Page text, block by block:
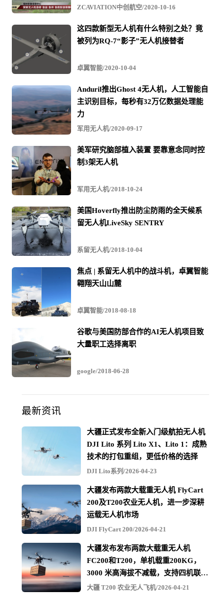
ZCAVIATION中创航空/2020-10-16
这四款新型无人机有什么特别之处？竟
被列为RQ-7“影子”无人机接替者
卓翼智能/2020-10-04
Anduril推出Ghost 4无人机，人工智能自
主识别目标，每秒有32万亿数据处理能
力
军用无人机/2020-09-17
美军研究脑部植入装置 要靠意念同时控
制3架无人机
军用无人机/2018-10-24
美国Hoverfly推出防尘防雨的全天候系
留无人机LiveSky SENTRY
系留无人机/2018-10-04
焦点 | 系留无人机中的战斗机，卓翼智能
翱翔天山山麓
卓翼智能/2018-08-18
谷歌与美国防部合作的AI无人机项目致
大量职工选择离职
google/2018-06-28
最新资讯
大疆正式发布全新入门级航拍无人机
DJI Lito 系列 Lito X1、Lito 1：成熟
技术的打包重组，更低价格的选择
DJI Lito系列/2026-04-23
大疆发布两款大载重无人机 FlyCart
200及T200农业无人机，进一步深耕
运载无人机市场
DJI FlyCart 200/2026-04-21
大疆发布发布两款大载重无人机
FC200和T200，单机载重200KG，
3000 米高海拔不减载，支持四机联吊
最多600KG
大疆 T200 农业无人飞机/2026-04-21